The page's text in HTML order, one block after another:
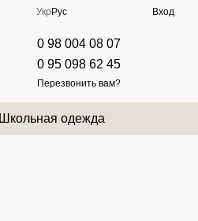
Укр Рус Вход
0 98 004 08 07
0 95 098 62 45
Перезвонить вам?
Школьная одежда